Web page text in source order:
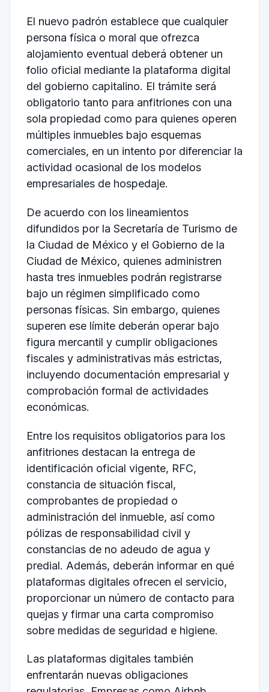
El nuevo padrón establece que cualquier
persona física o moral que ofrezca
alojamiento eventual deberá obtener un
folio oficial mediante la plataforma digital
del gobierno capitalino. El trámite será
obligatorio tanto para anfitriones con una
sola propiedad como para quienes operen
múltiples inmuebles bajo esquemas
comerciales, en un intento por diferenciar la
actividad ocasional de los modelos
empresariales de hospedaje.
De acuerdo con los lineamientos
difundidos por la Secretaría de Turismo de
la Ciudad de México y el Gobierno de la
Ciudad de México, quienes administren
hasta tres inmuebles podrán registrarse
bajo un régimen simplificado como
personas físicas. Sin embargo, quienes
superen ese límite deberán operar bajo
figura mercantil y cumplir obligaciones
fiscales y administrativas más estrictas,
incluyendo documentación empresarial y
comprobación formal de actividades
económicas.
Entre los requisitos obligatorios para los
anfitriones destacan la entrega de
identificación oficial vigente, RFC,
constancia de situación fiscal,
comprobantes de propiedad o
administración del inmueble, así como
pólizas de responsabilidad civil y
constancias de no adeudo de agua y
predial. Además, deberán informar en qué
plataformas digitales ofrecen el servicio,
proporcionar un número de contacto para
quejas y firmar una carta compromiso
sobre medidas de seguridad e higiene.
Las plataformas digitales también
enfrentarán nuevas obligaciones